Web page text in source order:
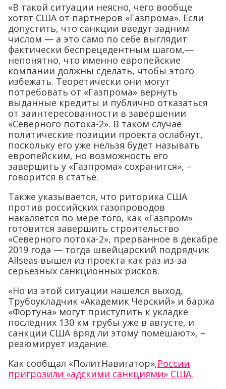
«В такой ситуации неясно, чего вообще
хотят США от партнеров «Газпрома». Если
допустить, что санкции введут задним
числом — а это само по себе выглядит
фактически беспрецедентным шагом,—
непонятно, что именно европейские
компании должны сделать, чтобы этого
избежать. Теоретически они могут
потребовать от «Газпрома» вернуть
выданные кредиты и публично отказаться
от заинтересованности в завершении
«Северного потока-2». В таком случае
политические позиции проекта ослабнут,
поскольку его уже нельзя будет называть
европейским, но возможность его
завершить у «Газпрома» сохранится», –
говорится в статье.
Также указывается, что риторика США
против российских газопроводов
накаляется по мере того, как «Газпром»
готовится завершить строительство
«Северного потока-2», прерванное в декабре
2019 года — тогда швейцарский подрядчик
Allseas вышел из проекта как раз из-за
серьезных санкционных рисков.
«Но из этой ситуации нашелся выход.
Трубоукладчик «Академик Черский» и баржа
«Фортуна» могут приступить к укладке
последних 130 км трубы уже в августе, и
санкции США вряд ли этому помешают», –
резюмирует издание.
Как сообщал «ПолитНавигатор»,России
пригрозили «адскими санкциями» США.